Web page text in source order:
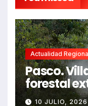
Actualidad
Pasco.
forestal
fallecidos
10 JULIO,